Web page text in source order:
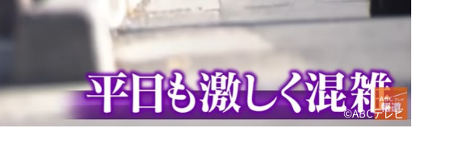
©ABCテレビ